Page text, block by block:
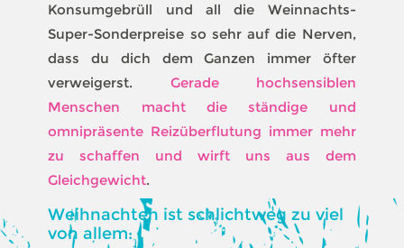
Konsumgebrüll und all die Weinnachts-
Super-Sonderpreise so sehr auf die Nerven,
dass du dich dem Ganzen immer öfter
verweigerst. Gerade hochsensiblen
Menschen macht die ständige und
omnipräsente Reizüberflutung immer mehr
zu schaffen und wirft uns aus dem
Gleichgewicht.
Weihnachten ist schlichtweg zu viel
von allem: